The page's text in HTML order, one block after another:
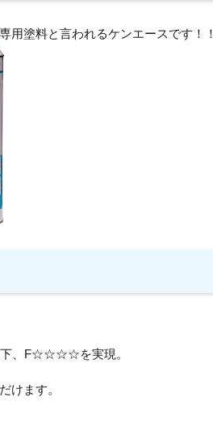
用塗料と言われるケンエースです！！
下、F☆☆☆☆を実現。
けます。